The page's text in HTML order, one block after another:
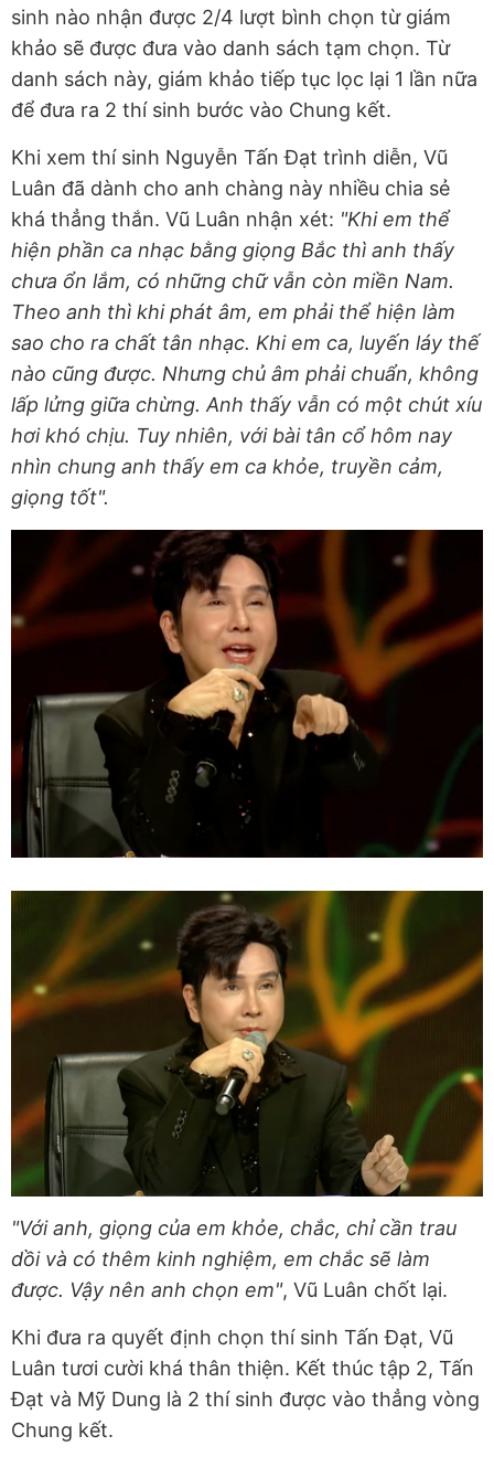
sinh nào nhận được 2/4 lượt bình chọn từ giám
khảo sẽ được đưa vào danh sách tạm chọn. Từ
danh sách này, giám khảo tiếp tục lọc lại 1 lần nữa
để đưa ra 2 thí sinh bước vào Chung kết.
Khi xem thí sinh Nguyễn Tấn Đạt trình diễn, Vũ
Luân đã dành cho anh chàng này nhiều chia sẻ
khá thẳng thắn. Vũ Luân nhận xét: "Khi em thể
hiện phần ca nhạc bằng giọng Bắc thì anh thấy
chưa ổn lắm, có những chữ vẫn còn miền Nam.
Theo anh thì khi phát âm, em phải thể hiện làm
sao cho ra chất tân nhạc. Khi em ca, luyến láy thế
nào cũng được. Nhưng chủ âm phải chuẩn, không
lấp lửng giữa chừng. Anh thấy vẫn có một chút xíu
hơi khó chịu. Tuy nhiên, với bài tân cổ hôm nay
nhìn chung anh thấy em ca khỏe, truyền cảm,
giọng tốt".
"Với anh, giọng của em khỏe, chắc, chỉ cần trau
dồi và có thêm kinh nghiệm, em chắc sẽ làm
được. Vậy nên anh chọn em", Vũ Luân chốt lại.
Khi đưa ra quyết định chọn thí sinh Tấn Đạt, Vũ
Luân tươi cười khá thân thiện. Kết thúc tập 2, Tấn
Đạt và Mỹ Dung là 2 thí sinh được vào thẳng vòng
Chung kết.